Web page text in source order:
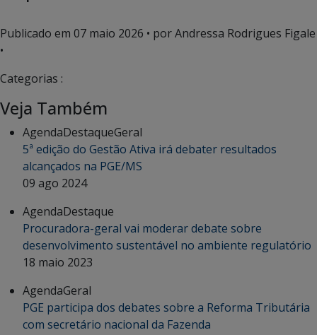
Publicado em 07 maio 2026 • por Andressa Rodrigues Figale
•
Categorias :
Veja Também
AgendaDestaqueGeral
5ª edição do Gestão Ativa irá debater resultados
alcançados na PGE/MS
09 ago 2024
AgendaDestaque
Procuradora-geral vai moderar debate sobre
desenvolvimento sustentável no ambiente regulatório
18 maio 2023
AgendaGeral
PGE participa dos debates sobre a Reforma Tributária
com secretário nacional da Fazenda